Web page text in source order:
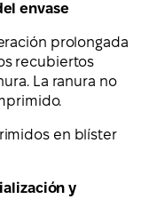
envase
prolongada
recubiertos
La ranura no
en blíster
y